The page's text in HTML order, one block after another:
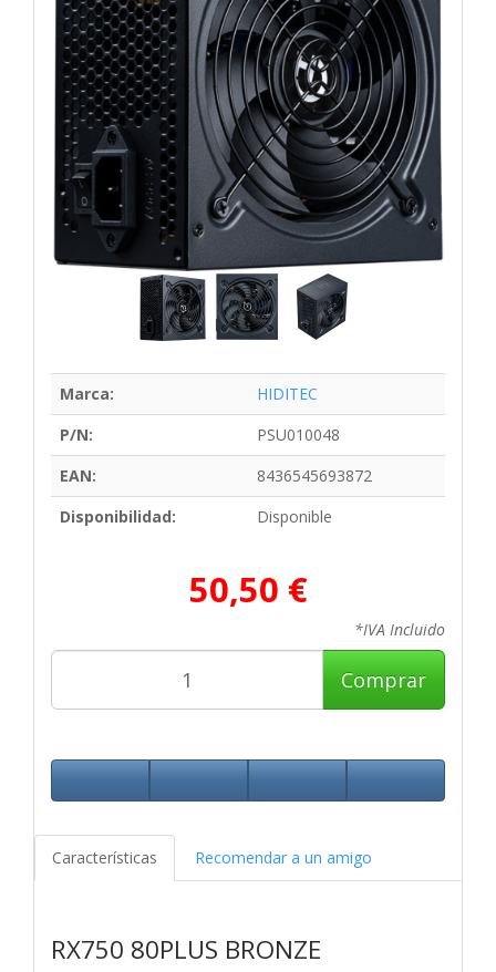
Marca:
HIDITEC
P/N:
PSU010048
EAN:
8436545693872
Disponibilidad:
Disponible
50,50 €
*IVA Incluido
Comprar
Características Recomendar a un amigo
RX750 80PLUS BRONZE